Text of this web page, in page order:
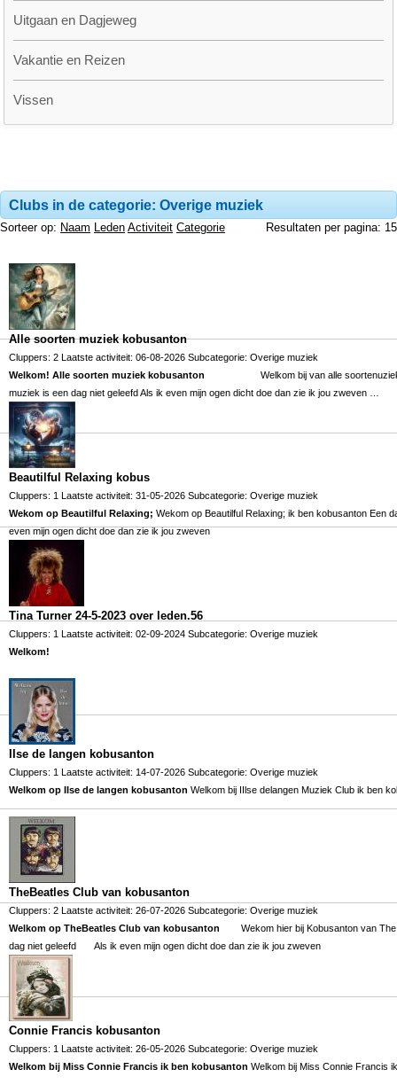
Uitgaan en Dagjeweg
Vakantie en Reizen
Vissen
Clubs in de categorie: Overige muziek
Sorteer op: Naam Leden Activiteit Categorie Resultaten per pagina: 15
Alle soorten muziek kobusanton
Cluppers: 2 Laatste activiteit: 06-08-2026 Subcategorie: Overige muziek
Welkom! Alle soorten muziek kobusanton Welkom bij van alle soortenuziek ik
muziek is een dag niet geleefd Als ik even mijn ogen dicht doe dan zie ik jou zweven …
Beautilful Relaxing kobus
Cluppers: 1 Laatste activiteit: 31-05-2026 Subcategorie: Overige muziek
Wekom op Beautilful Relaxing; Wekom op Beautilful Relaxing; ik ben kobusanton Een
even mijn ogen dicht doe dan zie ik jou zweven
Tina Turner 24-5-2023 over leden.56
Cluppers: 1 Laatste activiteit: 02-09-2024 Subcategorie: Overige muziek
Welkom!
IIse de langen kobusanton
Cluppers: 1 Laatste activiteit: 14-07-2026 Subcategorie: Overige muziek
Welkom op IIse de langen kobusanton Welkom bij IIlse delangen Muziek Club ik ben
TheBeatles Club van kobusanton
Cluppers: 2 Laatste activiteit: 26-07-2026 Subcategorie: Overige muziek
Welkom op TheBeatles Club van kobusanton Wekom hier bij Kobusanton van
dag niet geleefd Als ik even mijn ogen dicht doe dan zie ik jou zweven
Connie Francis kobusanton
Cluppers: 1 Laatste activiteit: 26-05-2026 Subcategorie: Overige muziek
Welkom bij Miss Connie Francis ik ben kobusanton Welkom bij Miss Connie Francis